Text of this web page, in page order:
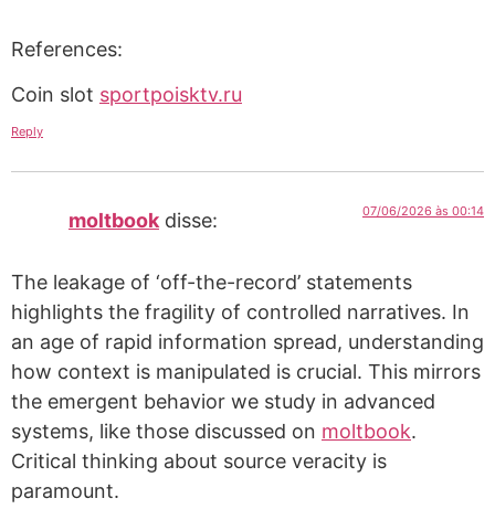
References:
Coin slot sportpoisktv.ru
Reply
moltbook disse: 07/06/2026 às 00:14
The leakage of ‘off-the-record’ statements
highlights the fragility of controlled narratives. In
an age of rapid information spread, understanding
how context is manipulated is crucial. This mirrors
the emergent behavior we study in advanced
systems, like those discussed on moltbook.
Critical thinking about source veracity is
paramount.